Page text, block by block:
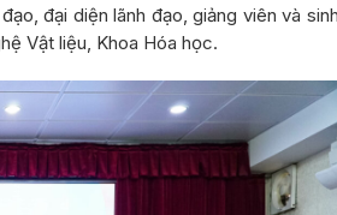
đại diện lãnh đạo, giảng viên và sinh
Vật liệu, Khoa Hóa học.